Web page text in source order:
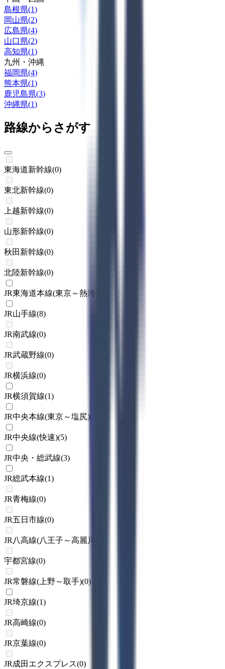
島根県(1)
岡山県(2)
広島県(4)
山口県(2)
高知県(1)
九州・沖縄
福岡県(4)
熊本県(1)
鹿児島県(3)
沖縄県(1)
路線からさがす
東海道新幹線(0)
東北新幹線(0)
上越新幹線(0)
山形新幹線(0)
秋田新幹線(0)
北陸新幹線(0)
JR東海道本線(東京～熱海)
JR山手線(8)
JR南武線(0)
JR武蔵野線(0)
JR横浜線(0)
JR横須賀線(1)
JR中央本線(東京～塩尻)
JR中央線(快速)(5)
JR中央・総武線(3)
JR総武本線(1)
JR青梅線(0)
JR五日市線(0)
JR八高線(八王子～高麗川)
宇都宮線(0)
JR常磐線(上野～取手)(0)
JR埼京線(1)
JR高崎線(0)
JR京葉線(0)
JR成田エクスプレス(0)